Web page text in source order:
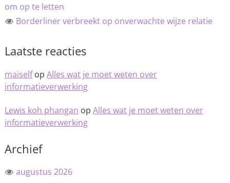
om op te letten
Borderliner verbreekt op onverwachte wijze relatie
Laatste reacties
maiselfop Alles wat je moet weten over
informatieverwerking
Lewis koh phangan op Alles wat je moet weten over
informatieverwerking
Archief
augustus 2026